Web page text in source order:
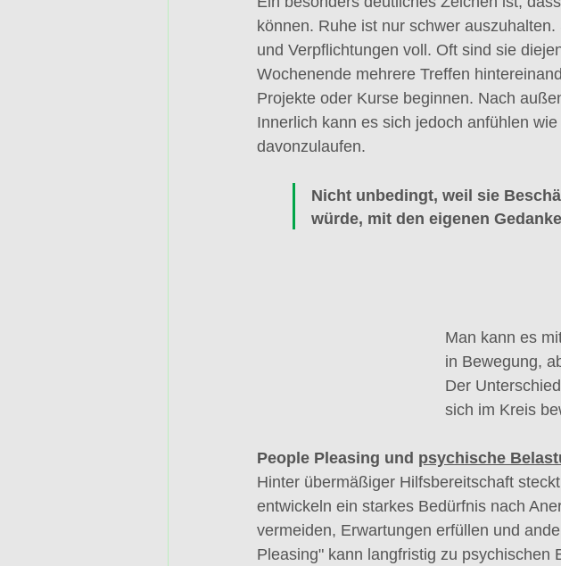
können. Ruhe ist nur schwer
und Verpflichtungen voll. Oft sind sie
Wochenende mehrere Treffen
Projekte oder Kurse beginnen. Nach
Innerlich kann es sich jedoch anfühlen
davonzulaufen.
Nicht unbedingt, weil sie
würde, mit den eigenen
Man kann es
in Bewegung,
Der
sich im Kreis
People Pleasing und psychische
Hinter übermäßiger Hilfsbereitschaft
entwickeln ein starkes Bedürfnis nach
vermeiden, Erwartungen erfüllen und
Pleasing" kann langfristig zu psychischen